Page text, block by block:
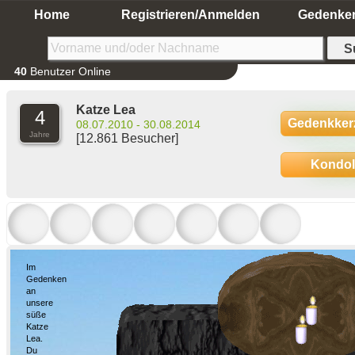
Home Registrieren/Anmelden
40 Benutzer Online
4
Jahre
Katze Lea
08.07.2010 - 30.08.2014
[12.861 Besucher]
Im
Gedenken
an
unsere
süße
Katze
Lea.
Du